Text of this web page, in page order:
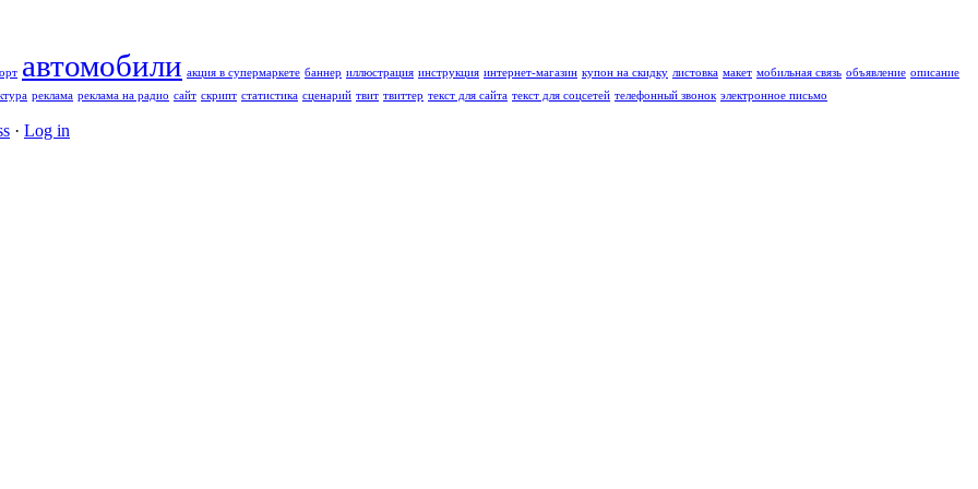
автомобили акция в супермаркете баннер иллюстрация инструкция интернет-магазин купон на скидку листовка макет мобильная связь объявление описание
реклама реклама на радио сайт скрипт статистика сценарий твит твиттер текст для сайта текст для соцсетей телефонный звонок электронное письмо
· Log in